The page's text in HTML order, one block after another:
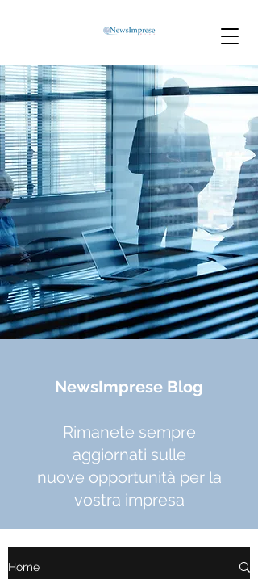
NewsImprese Blog
Rimanete sempre
aggiornati sulle
nuove opportunità per la
vostra impresa
Home